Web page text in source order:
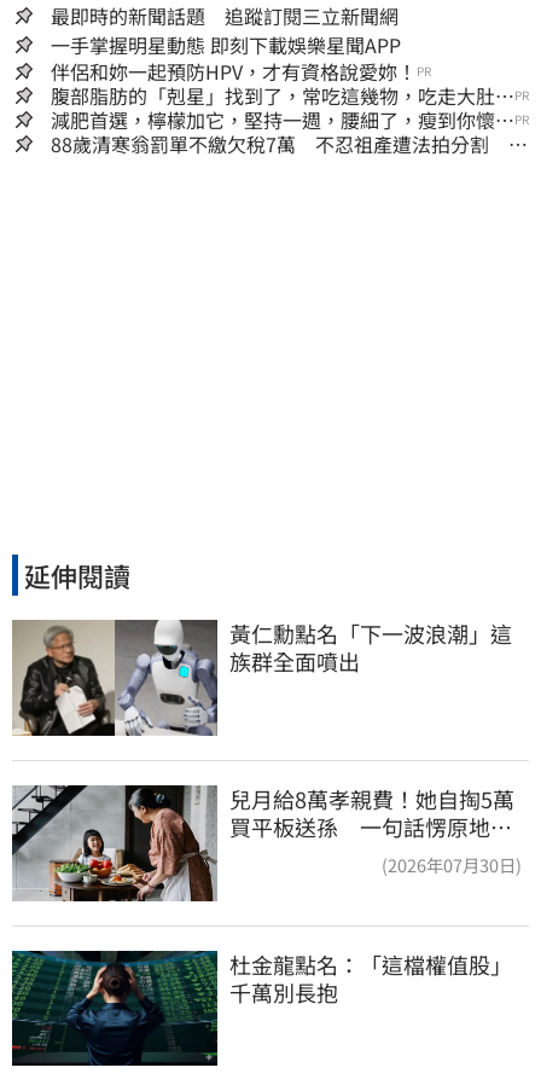
最即時的新聞話題 追蹤訂閱三立新聞網
一手掌握明星動態 即刻下載娛樂星聞APP
伴侶和妳一起預防HPV，才有資格說愛妳！ PR
腹部脂肪的「剋星」找到了，常吃這幾物，吃走大肚
囊，瘦出小蠻腰
PR
減肥首選，檸檬加它，堅持一週，腰細了，瘦到你懷疑
人生
PR
88歲清寒翁罰單不繳欠稅7萬 不忍祖產遭法拍分割 家
延伸閱讀
黃仁勳點名「下一波浪潮」這
族群全面噴出
兒月給8萬孝親費！她自掏5萬
買平板送孫 一句話愣原地
(2026年07月30日)
杜金龍點名：「這檔權值股」
千萬別長抱